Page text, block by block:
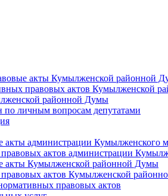
акты Кумылженской районной
правовых актов Кумылженской
районной Думы
по личным вопросам депутатами
администрации Кумылженского
актов администрации
акты Кумылженской районной Думы
актов Кумылженской
правовых актов